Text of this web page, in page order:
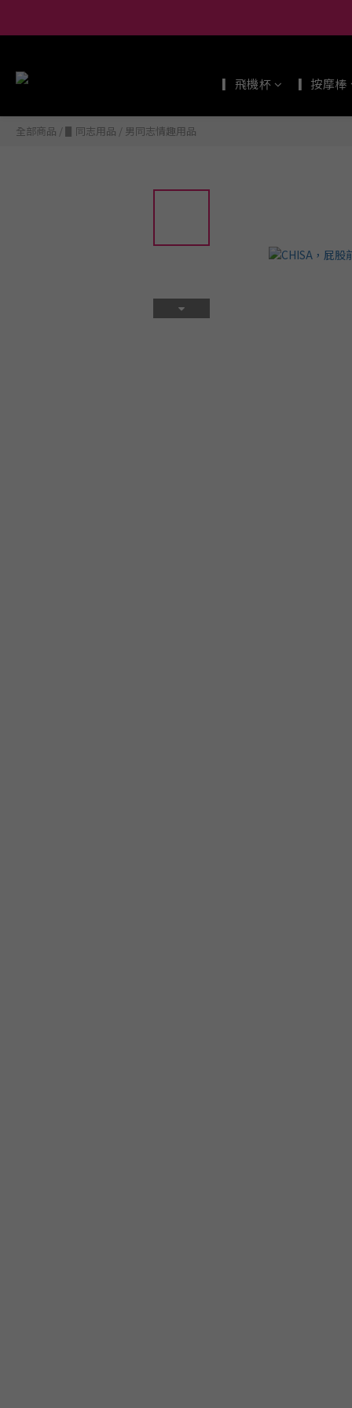
▎飛機杯 ▎按摩棒
全部商品 /▋同志用品 / 男同志情趣用品